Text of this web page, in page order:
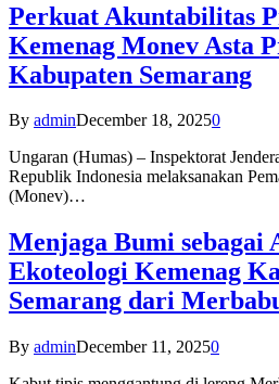
Perkuat Akuntabilitas
Kemenag Monev Asta
Kabupaten Semarang
By adminDecember 18, 20250
Ungaran (Humas) – Inspektorat
Republik Indonesia melaksanakan
(Monev)…
Menjaga Bumi sebagai
Ekoteologi Kemenag
Semarang dari
By adminDecember 11, 20250